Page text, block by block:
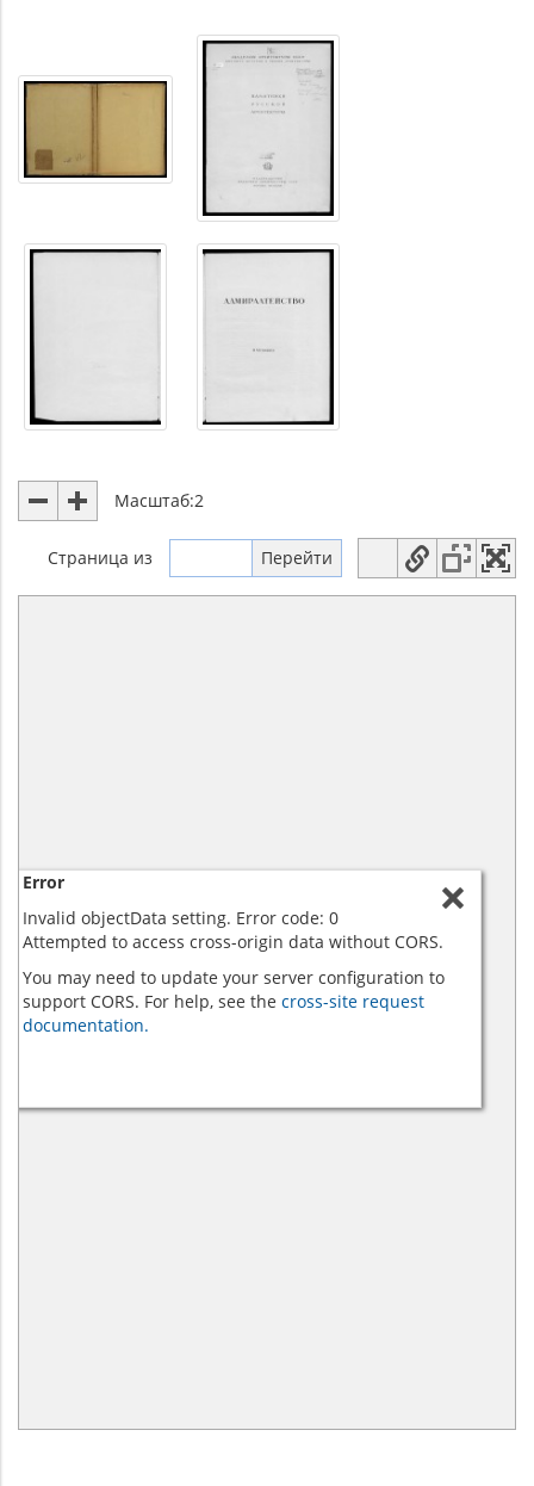
Масштаб:2
Страница из
Error
Invalid objectData setting. Error code: 0
Attempted to access cross-origin data without CORS.
You may need to update your server configuration to
support CORS. For help, see the cross-site request
documentation.